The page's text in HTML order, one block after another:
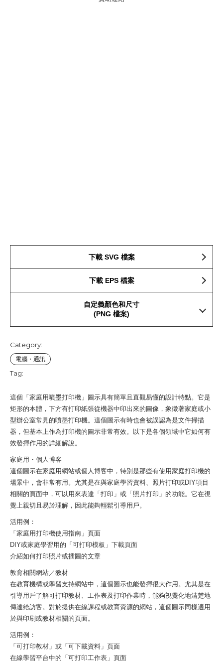
下載 SVG 檔案
下載 EPS 檔案
自定義顏色和尺寸
(PNG 檔案)
Category:
電腦・通訊
Tag:
這個「家庭用噴墨打印機」圖示具有簡單且直觀易懂的設計特點。它是
矩形的本體，下方有打印紙張從機器中印出來的圖像，象徵著家庭或小
型辦公室常見的噴墨打印機。這個圖示有時也會被誤認為是文件掃描
器，但基本上作為打印機的圖示非常有效。以下是各個領域中它如何有
效發揮作用的詳細解說。
家庭用・個人博客
這個圖示在家庭用網站或個人博客中，特別是那些有使用家庭打印機的
場景中，會非常有用。尤其是在與家庭學習資料、照片打印或DIY項目
相關的頁面中，可以用來表達「打印」或「照片打印」的功能。它在視
覺上親切且易於理解，因此能夠輕鬆引導用戶。
活用例：
「家庭用打印機使用指南」頁面
DIY或家庭學習用的「可打印模板」下載頁面
介紹如何打印照片或插圖的文章
教育相關網站／教材
在教育機構或學習支持網站中，這個圖示也能發揮很大作用。尤其是在
引導用戶了解可打印教材、工作表及打印作業時，能夠視覺化地清楚地
傳達給訪客。對於提供在線課程或教育資源的網站，這個圖示同樣適用
於與印刷或教材相關的頁面。
活用例：
「可打印教材」或「可下載資料」頁面
在線學習平台中的「可打印工作表」頁面